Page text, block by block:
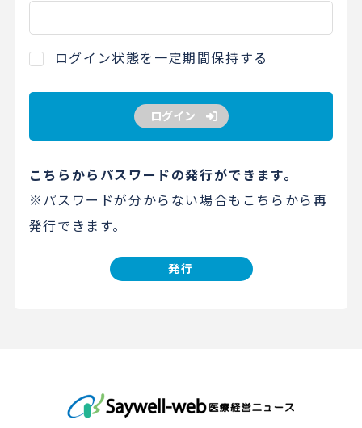
ログイン状態を一定期間保持する
ログイン
こちらからパスワードの発行ができます。
※パスワードが分からない場合もこちらから再
発行できます。
発行